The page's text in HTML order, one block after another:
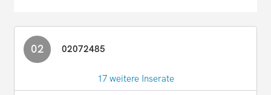
02 02072485
17 weitere Inserate